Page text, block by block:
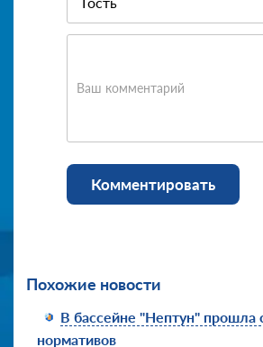
Ваш комментарий
Комментировать
Похожие новости
В бассейне "Нептун" прошла
нормативов